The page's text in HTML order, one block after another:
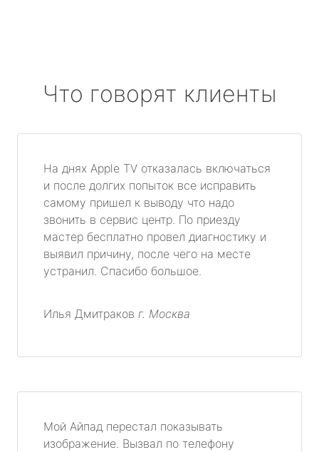
Что говорят клиенты
На днях Apple TV отказалась включаться
и после долгих попыток все исправить
самому пришел к выводу что надо
звонить в сервис центр. По приезду
мастер бесплатно провел диагностику и
выявил причину, после чего на месте
устранил. Спасибо большое.
Илья Дмитраков г. Москва
Мой Айпад перестал показывать
изображение. Вызвал по телефону